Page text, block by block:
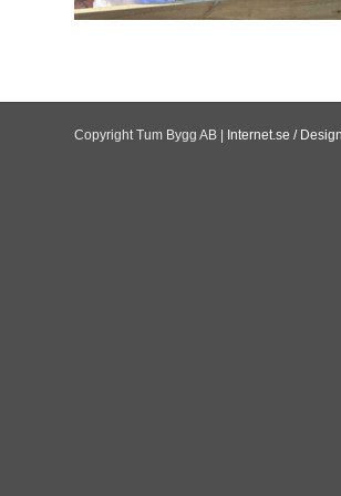
Copyright Tum Bygg AB | Internet.se /